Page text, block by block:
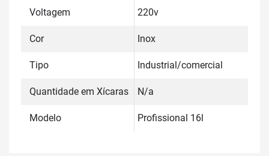
Voltagem 220v
Cor Inox
Tipo Industrial/comercial
Quantidade em Xícaras N/a
Modelo Profissional 16l